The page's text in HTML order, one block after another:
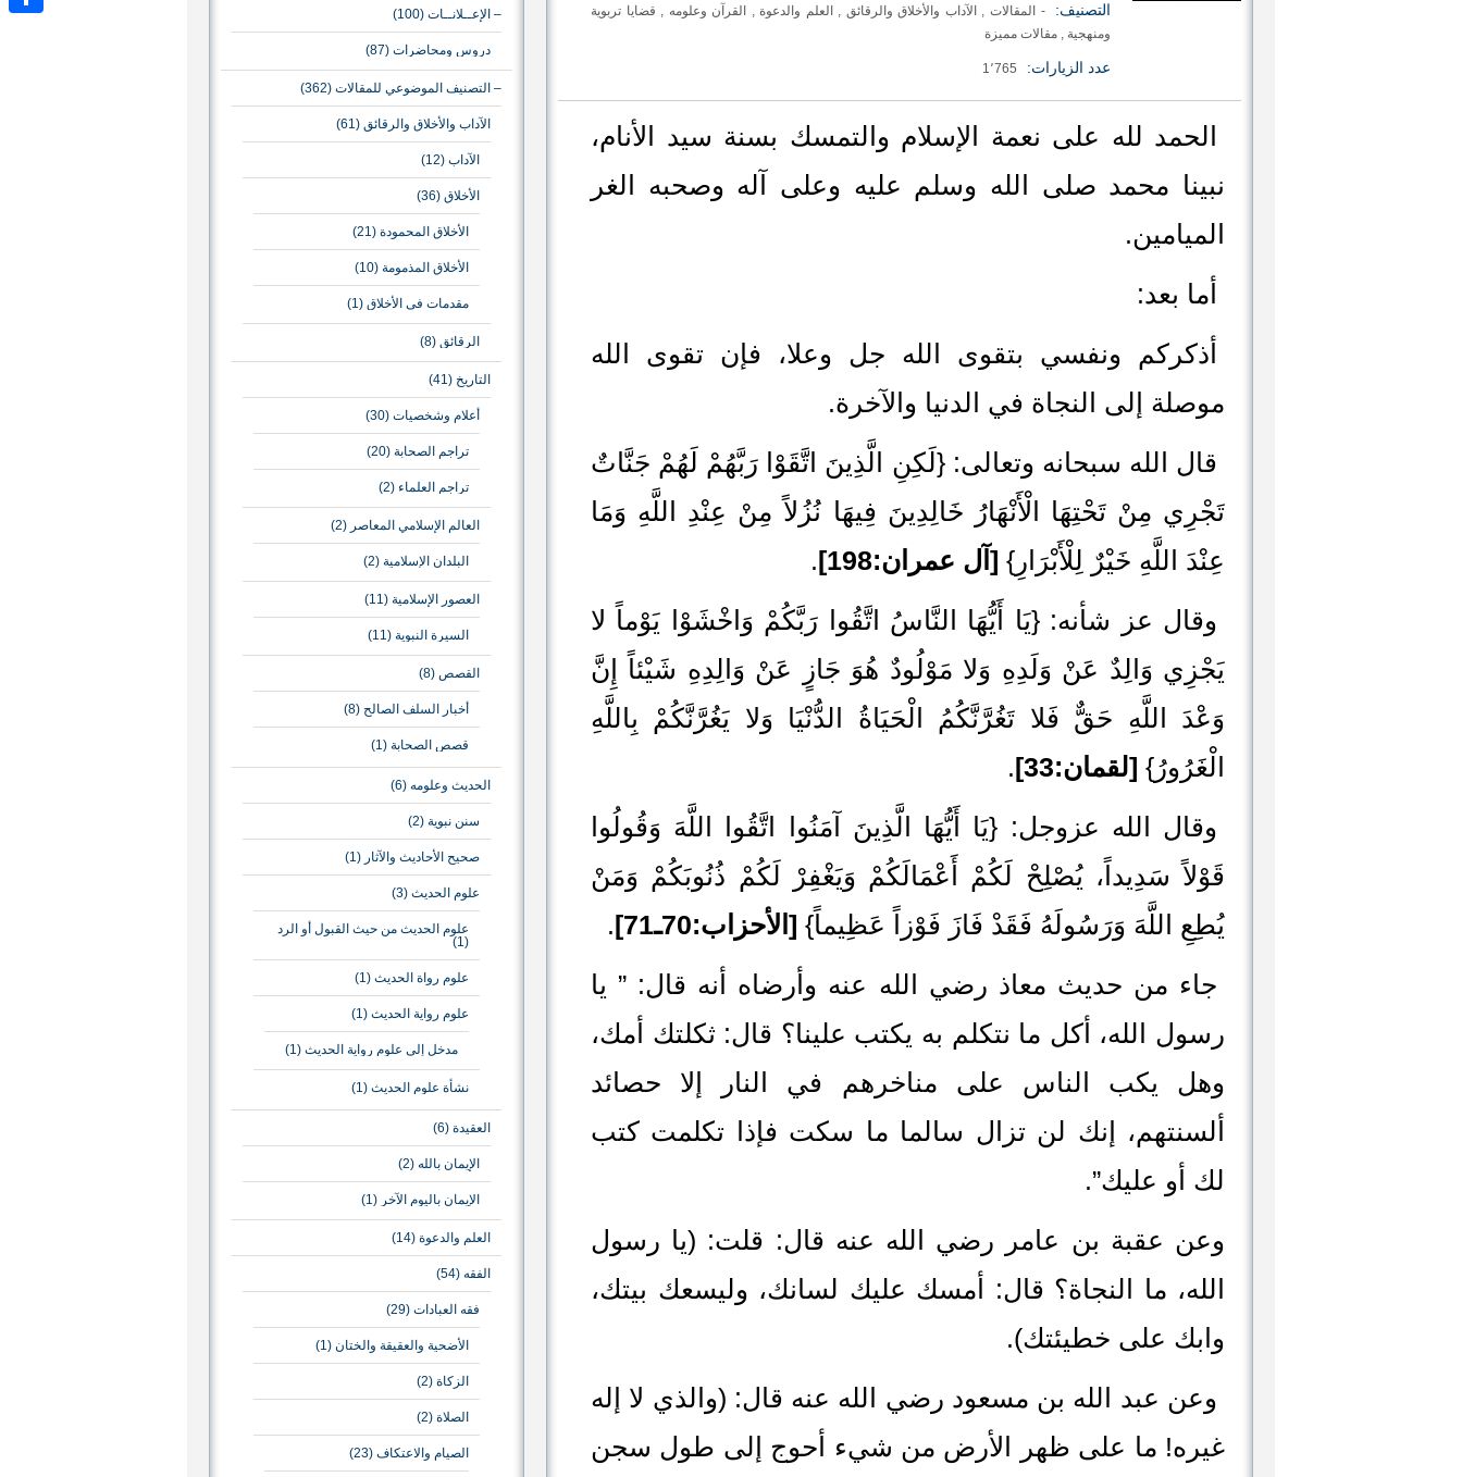
– الإعــلانــات (100)
دروس ومحاضرات (87)
– التصنيف الموضوعي للمقالات (362)
الآداب والأخلاق والرقائق (61)
الآداب (12)
الأخلاق (36)
الأخلاق المحمودة (21)
الأخلاق المذمومة (10)
مقدمات في الأخلاق (1)
الرقائق (8)
التاريخ (41)
أعلام وشخصيات (30)
تراجم الصحابة (20)
تراجم العلماء (2)
العالم الإسلامي المعاصر (2)
البلدان الإسلامية (2)
العصور الإسلامية (11)
السيرة النبوية (11)
القصص (8)
أخبار السلف الصالح (8)
قصص الصحابة (1)
الحديث وعلومه (6)
سنن نبوية (2)
صحيح الأحاديث والآثار (1)
علوم الحديث (3)
علوم الحديث من حيث القبول أو الرد
(1)
علوم رواة الحديث (1)
علوم رواية الحديث (1)
مدخل إلى علوم رواية الحديث (1)
نشأة علوم الحديث (1)
العقيدة (6)
الإيمان بالله (2)
الإيمان باليوم الآخر (1)
العلم والدعوة (14)
الفقه (54)
فقه العبادات (29)
الأضحية والعقيقة والختان (1)
الزكاة (2)
الصلاة (2)
الصيام والاعتكاف (23)
التصنيف: - المقالات, الآداب والأخلاق والرقائق , العلم والدعوة , القرآن وعلومه , قضايا تربوية
ومنهجية , مقالات مميزة
عدد الزيارات: 1٬765
الحمد لله على نعمة الإسلام والتمسك بسنة سيد الأنام،
نبينا محمد صلى الله وسلم عليه وعلى آله وصحبه الغر
الميامين.
أما بعد:
أذكركم ونفسي بتقوى الله جل وعلا، فإن تقوى الله
موصلة إلى النجاة في الدنيا والآخرة.
قال الله سبحانه وتعالى: {لَكِنِ الَّذِينَ اتَّقَوْا رَبَّهُمْ لَهُمْ جَنَّاتٌ
تَجْرِي مِنْ تَحْتِهَا الْأَنْهَارُ خَالِدِينَ فِيهَا نُزُلاً مِنْ عِنْدِ اللَّهِ وَمَا
عِنْدَ اللَّهِ خَيْرٌ لِلْأَبْرَارِ} [آل عمران:198]
.
وقال عز شأنه: {يَا أَيُّهَا النَّاسُ اتَّقُوا رَبَّكُمْ وَاخْشَوْا يَوْماً لا
يَجْزِي وَالِدٌ عَنْ وَلَدِهِ وَلا مَوْلُودٌ هُوَ جَازٍ عَنْ وَالِدِهِ شَيْئاً إِنَّ
وَعْدَ اللَّهِ حَقٌّ فَلا تَغُرَّنَّكُمُ الْحَيَاةُ الدُّنْيَا وَلا يَغُرَّنَّكُمْ بِاللَّهِ
الْغَرُورُ} [لقمان:33]
.
وقال الله عزوجل: {يَا أَيُّهَا الَّذِينَ آمَنُوا اتَّقُوا اللَّهَ وَقُولُوا
قَوْلاً سَدِيداً، يُصْلِحْ لَكُمْ أَعْمَالَكُمْ وَيَغْفِرْ لَكُمْ ذُنُوبَكُمْ وَمَنْ
يُطِعِ اللَّهَ وَرَسُولَهُ فَقَدْ فَازَ فَوْزاً عَظِيماً} [الأحزاب:70ـ71]
.
جاء من حديث معاذ رضي الله عنه وأرضاه أنه قال: ” يا
رسول الله، أكل ما نتكلم به يكتب علينا؟ قال: ثكلتك أمك،
وهل يكب الناس على مناخرهم في النار إلا حصائد
ألسنتهم، إنك لن تزال سالما ما سكت فإذا تكلمت كتب
لك أو عليك”.
وعن عقبة بن عامر رضي الله عنه قال: قلت: (يا رسول
الله، ما النجاة؟ قال: أمسك عليك لسانك، وليسعك بيتك،
وابك على خطيئتك).
وعن عبد الله بن مسعود رضي الله عنه قال: (والذي لا إله
غيره! ما على ظهر الأرض من شيء أحوج إلى طول سجن